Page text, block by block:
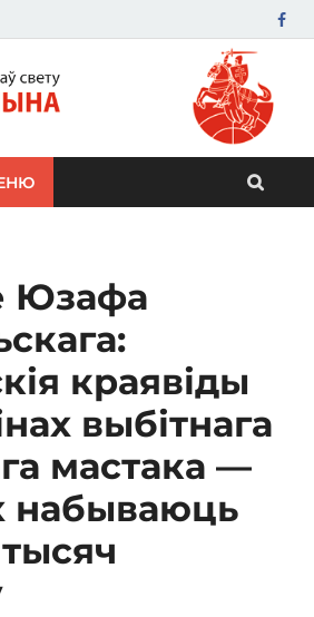
Юзафа
краявіды
выбітнага
мастака —
набываюць
тысяч